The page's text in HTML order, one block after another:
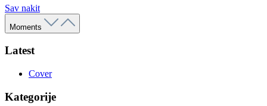
Sav nakit
Moments
Latest
Cover
Kategorije